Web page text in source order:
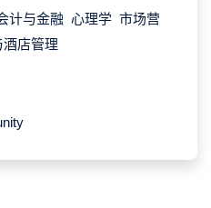
计与金融 心理学 市场营
店管理